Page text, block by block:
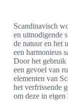
Scandinavisch
en uitnodigende
de natuur en het
een harmonieus
Door het gebruik
een gevoel van
elementen van
het verfrissende
om deze in eigen